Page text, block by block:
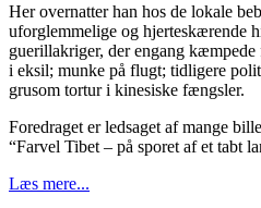
Her overnatter han hos de lokale
uforglemmelige og hjerteskærende
guerillakriger, der engang
i eksil; munke på flugt; tidligere
grusom tortur i kinesiske fængsler.
Foredraget er ledsaget af mange
“Farvel Tibet – på sporet af et tabt
Læs mere...